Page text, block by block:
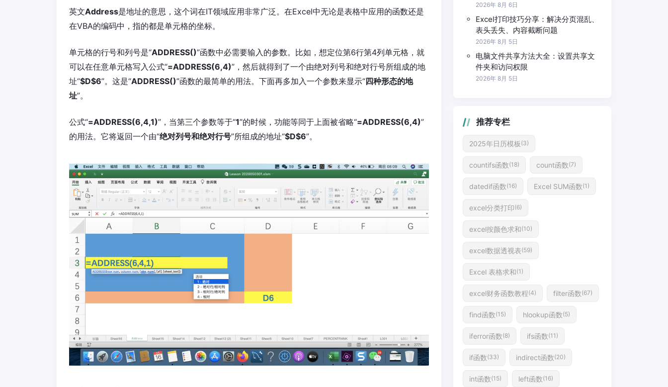
英文Address是地址的意思，这个词在IT领域应用非常广泛。在Excel中无论是表格中应用的函数还是
在VBA的编码中，指的都是单元格的坐标。
单元格的行号和列号是“ADDRESS()”函数中必需要输入的参数。比如，想定位第6行第4列单元格，就
可以在任意单元格写入公式“=ADDRESS(6,4)”，然后就得到了一个由绝对列号和绝对行号所组成的地
址“$D$6”。这是“ADDRESS()”函数的最简单的用法。下面再多加入一个参数来显示“四种形态的地
址”。
公式“=ADDRESS(6,4,1)”，当第三个参数等于“1”的时候，功能等同于上面被省略“=ADDRESS(6,4)”
的用法。它将返回一个由“绝对列号和绝对行号”所组成的地址“$D$6”。
2026年 8月 6日
Excel打印技巧分享：解决分页混乱、
表头丢失、内容截断问题
2026年 8月 5日
电脑文件共享方法大全：设置共享文
件夹和访问权限
2026年 8月 5日
推荐专栏
2025年日历模板 (3)
countifs函数(18) count函数(7)
datedif函数(16) Excel SUM函数(1)
excel分类打印(6)
excel按颜色求和(10)
excel数据透视表(59)
Excel 表格求和(1)
excel财务函数教程(4) filter函数(67)
find函数(15) hlookup函数(5)
iferror函数(8) ifs函数(11)
if函数(33) indirect函数(20)
int函数(15) left函数(16)